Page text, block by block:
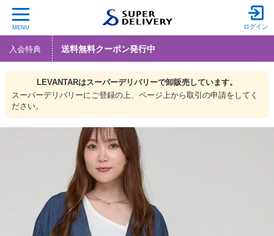
MENU ログイン
入会特典 送料無料クーポン発行中
LEVANTARはスーパーデリバリーで卸販売しています。
スーパーデリバリーにご登録の上、ページ上から取引の申請をしてく
ださい。